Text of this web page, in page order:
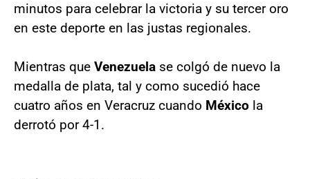
minutos para celebrar la victoria y su tercer oro
en este deporte en las justas regionales.
Mientras que Venezuela se colgó de nuevo la
medalla de plata, tal y como sucedió hace
cuatro años en Veracruz cuando México la
derrotó por 4-1.